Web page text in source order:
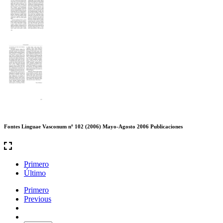
Fontes Linguae Vasconum nº 102 (2006) Mayo-Agosto 2006 Publicaciones
Primero
Último
Primero
Previous